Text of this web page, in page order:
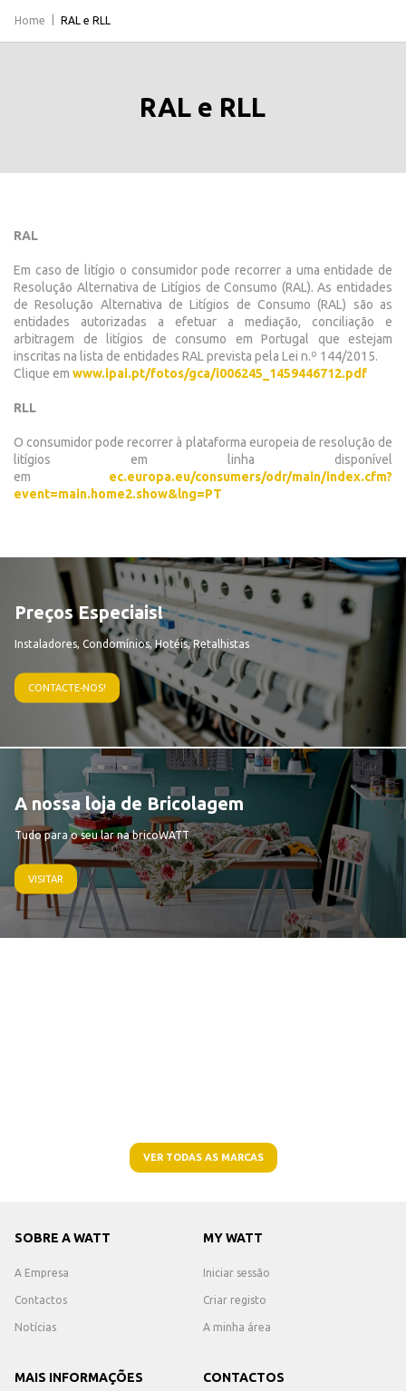
Home RAL e RLL
RAL e RLL
RAL
Em caso de litígio o consumidor pode recorrer a uma entidade de
Resolução Alternativa de Litígios de Consumo (RAL). As entidades
de Resolução Alternativa de Litígios de Consumo (RAL) são as
entidades autorizadas a efetuar a mediação, conciliação e
arbitragem de litígios de consumo em Portugal que estejam
inscritas na lista de entidades RAL prevista pela Lei n.º 144/2015.
Clique em www.ipai.pt/fotos/gca/i006245_1459446712.pdf
RLL
O consumidor pode recorrer à plataforma europeia de resolução de
litígios em linha disponível
em ec.europa.eu/consumers/odr/main/index.cfm?
event=main.home2.show&lng=PT
Preços Especiais!
Instaladores, Condomínios, Hotéis, Retalhistas
CONTACTE-NOS!
A nossa loja de Bricolagem
Tudo para o seu lar na bricoWATT
VISITAR
VER TODAS AS MARCAS
SOBRE A WATT
A Empresa
Contactos
Notícias
MY WATT
Iniciar sessão
Criar registo
A minha área
MAIS INFORMAÇÕES CONTACTOS